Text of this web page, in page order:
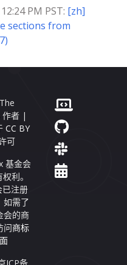
PM PST: [zh]
sections from
作者 |
CC BY
可
基金会
利。
已注册
如需了
会的商
问商标